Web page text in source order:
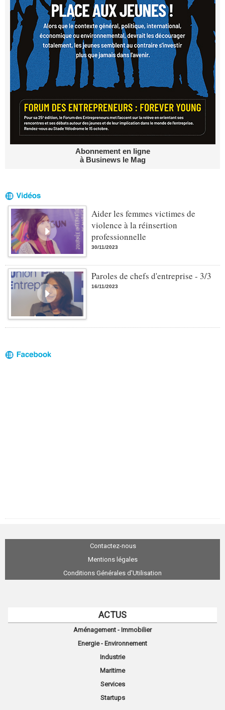
Abonnement en ligne
à Businews le Mag
Aider les femmes victimes de
violence à la réinsertion
professionnelle
30/11/2023
Paroles de chefs d'entreprise - 3/3
16/11/2023
Contactez-nous
Mentions légales
Conditions Générales d'Utilisation
ACTUS
Aménagement - Immobilier
Energie - Environnement
Industrie
Maritime
Services
Startups